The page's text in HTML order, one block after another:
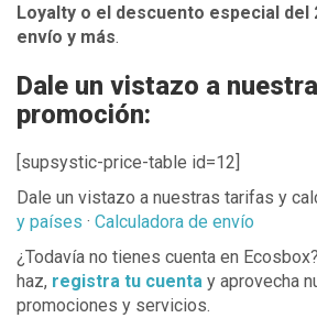
Loyalty o el descuento especial del
envío y más.
Dale un vistazo a
promoción:
[supsystic-price-table id=12]
Dale un vistazo a nuestras tarifas y
y países · Calculadora de envío
¿Todavía no tienes cuenta en
haz, registra tu cuenta y aprovecha
promociones y servicios.